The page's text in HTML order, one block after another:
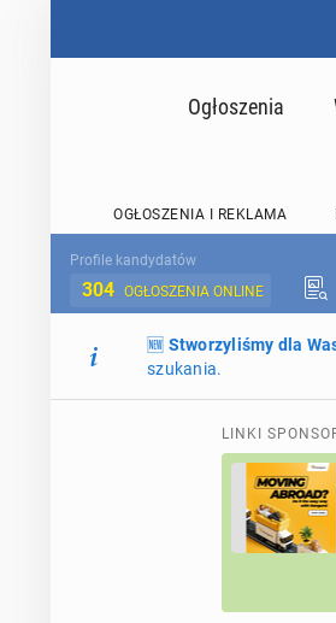
Ogłoszenia
OGŁOSZENIA I REKLAMA
Profile kandydatów
304 OGŁOSZENIA ONLINE
🆕 Stworzyliśmy dla
szukania.
LINKI